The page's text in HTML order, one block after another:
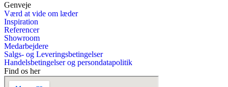
Genveje
Værd at vide om læder
Inspiration
Referencer
Showroom
Medarbejdere
Salgs- og Leveringsbetingelser
Handelsbetingelser og persondatapolitik
Find os her